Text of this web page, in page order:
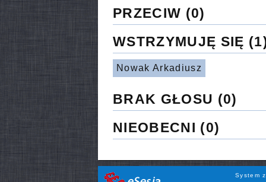
PRZECIW (0)
WSTRZYMUJĘ SIĘ
Nowak Arkadiusz
BRAK GŁOSU (0)
NIEOBECNI (0)
System